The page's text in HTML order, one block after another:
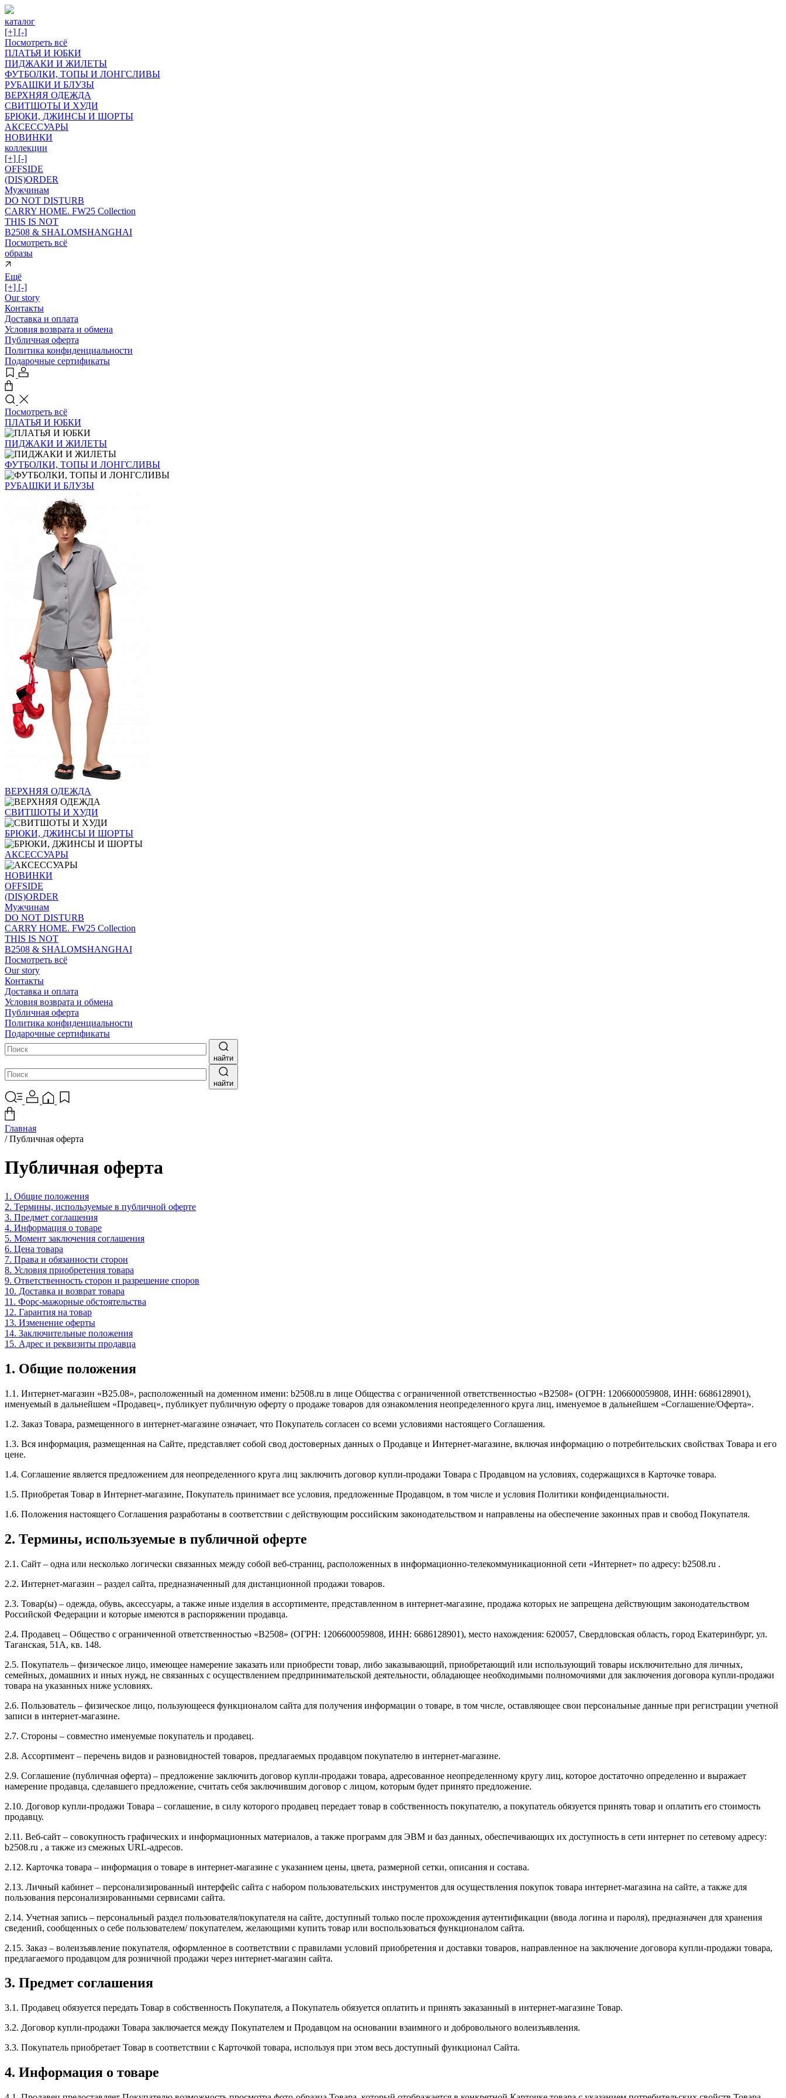
каталог
[+] [-]
Посмотреть всё
ПЛАТЬЯ И ЮБКИ
ПИДЖАКИ И ЖИЛЕТЫ
ФУТБОЛКИ, ТОПЫ И ЛОНГСЛИВЫ
РУБАШКИ И БЛУЗЫ
ВЕРХНЯЯ ОДЕЖДА
СВИТШОТЫ И ХУДИ
БРЮКИ, ДЖИНСЫ И ШОРТЫ
АКСЕССУАРЫ
НОВИНКИ
коллекции
[+] [-]
OFFSIDE
(DIS)ORDER
Мужчинам
DO NOT DISTURB
CARRY HOME. FW25 Collection
THIS IS NOT
B2508 & SHALOMSHANGHAI
Посмотреть всё
образы
Ещё
[+] [-]
Our story
Контакты
Доставка и оплата
Условия возврата и обмена
Публичная оферта
Политика конфиденциальности
Подарочные сертификаты
Посмотреть всё
ПЛАТЬЯ И ЮБКИ
ПИДЖАКИ И ЖИЛЕТЫ
ФУТБОЛКИ, ТОПЫ И ЛОНГСЛИВЫ
РУБАШКИ И БЛУЗЫ
ВЕРХНЯЯ ОДЕЖДА
СВИТШОТЫ И ХУДИ
БРЮКИ, ДЖИНСЫ И ШОРТЫ
АКСЕССУАРЫ
НОВИНКИ
OFFSIDE
(DIS)ORDER
Мужчинам
DO NOT DISTURB
CARRY HOME. FW25 Collection
THIS IS NOT
B2508 & SHALOMSHANGHAI
Посмотреть всё
Our story
Контакты
Доставка и оплата
Условия возврата и обмена
Публичная оферта
Политика конфиденциальности
Подарочные сертификаты
найти
найти
Главная
/ Публичная оферта
Публичная оферта
1. Общие положения
2. Термины, используемые в публичной оферте
3. Предмет соглашения
4. Информация о товаре
5. Момент заключения соглашения
6. Цена товара
7. Права и обязанности сторон
8. Условия приобретения товара
9. Ответственность сторон и разрешение споров
10. Доставка и возврат товара
11. Форс-мажорные обстоятельства
12. Гарантия на товар
13. Изменение оферты
14. Заключительные положения
15. Адрес и реквизиты продавца
1. Общие положения
1.1. Интернет-магазин «B25.08», расположенный на доменном имени: b2508.ru в лице Общества с ограниченной ответственностью «В2508» (ОГРН: 1206600059808, ИНН: 6686128901),
именуемый в дальнейшем «Продавец», публикует публичную оферту о продаже товаров для ознакомления неопределенного круга лиц, именуемое в дальнейшем «Соглашение/Оферта».
1.2. Заказ Товара, размещенного в интернет-магазине означает, что Покупатель согласен со всеми условиями настоящего Соглашения.
1.3. Вся информация, размещенная на Сайте, представляет собой свод достоверных данных о Продавце и Интернет-магазине, включая информацию о потребительских свойствах Товара и его
цене.
1.4. Соглашение является предложением для неопределенного круга лиц заключить договор купли-продажи Товара с Продавцом на условиях, содержащихся в Карточке товара.
1.5. Приобретая Товар в Интернет-магазине, Покупатель принимает все условия, предложенные Продавцом, в том числе и условия Политики конфиденциальности.
1.6. Положения настоящего Соглашения разработаны в соответствии с действующим российским законодательством и направлены на обеспечение законных прав и свобод Покупателя.
2. Термины, используемые в публичной оферте
2.1. Сайт – одна или несколько логически связанных между собой веб-страниц, расположенных в информационно-телекоммуникационной сети «Интернет» по адресу: b2508.ru .
2.2. Интернет-магазин – раздел сайта, предназначенный для дистанционной продажи товаров.
2.3. Товар(ы) – одежда, обувь, аксессуары, а также иные изделия в ассортименте, представленном в интернет-магазине, продажа которых не запрещена действующим законодательством
Российской Федерации и которые имеются в распоряжении продавца.
2.4. Продавец – Общество с ограниченной ответственностью «В2508» (ОГРН: 1206600059808, ИНН: 6686128901), место нахождения: 620057, Свердловская область, город Екатеринбург, ул.
Таганская, 51А, кв. 148.
2.5. Покупатель – физическое лицо, имеющее намерение заказать или приобрести товар, либо заказывающий, приобретающий или использующий товары исключительно для личных,
семейных, домашних и иных нужд, не связанных с осуществлением предпринимательской деятельности, обладающее необходимыми полномочиями для заключения договора купли-продажи
товара на указанных ниже условиях.
2.6. Пользователь – физическое лицо, пользующееся функционалом сайта для получения информации о товаре, в том числе, оставляющее свои персональные данные при регистрации учетной
записи в интернет-магазине.
2.7. Стороны – совместно именуемые покупатель и продавец.
2.8. Ассортимент – перечень видов и разновидностей товаров, предлагаемых продавцом покупателю в интернет-магазине.
2.9. Соглашение (публичная оферта) – предложение заключить договор купли-продажи товара, адресованное неопределенному кругу лиц, которое достаточно определенно и выражает
намерение продавца, сделавшего предложение, считать себя заключившим договор с лицом, которым будет принято предложение.
2.10. Договор купли-продажи Товара – соглашение, в силу которого продавец передает товар в собственность покупателю, а покупатель обязуется принять товар и оплатить его стоимость
продавцу.
2.11. Веб-сайт – совокупность графических и информационных материалов, а также программ для ЭВМ и баз данных, обеспечивающих их доступность в сети интернет по сетевому адресу:
b2508.ru , а также из смежных URL-адресов.
2.12. Карточка товара – информация о товаре в интернет-магазине с указанием цены, цвета, размерной сетки, описания и состава.
2.13. Личный кабинет – персонализированный интерфейс сайта с набором пользовательских инструментов для осуществления покупок товара интернет-магазина на сайте, а также для
пользования персонализированными сервисами сайта.
2.14. Учетная запись – персональный раздел пользователя/покупателя на сайте, доступный только после прохождения аутентификации (ввода логина и пароля), предназначен для хранения
сведений, сообщенных о себе пользователем/ покупателем, желающими купить товар или воспользоваться функционалом сайта.
2.15. Заказ – волеизъявление покупателя, оформленное в соответствии с правилами условий приобретения и доставки товаров, направленное на заключение договора купли-продажи товара,
предлагаемого продавцом для розничной продажи через интернет-магазин сайта.
3. Предмет соглашения
3.1. Продавец обязуется передать Товар в собственность Покупателя, а Покупатель обязуется оплатить и принять заказанный в интернет-магазине Товар.
3.2. Договор купли-продажи Товара заключается между Покупателем и Продавцом на основании взаимного и добровольного волеизъявления.
3.3. Покупатель приобретает Товар в соответствии с Карточкой товара, используя при этом весь доступный функционал Сайта.
4. Информация о товаре